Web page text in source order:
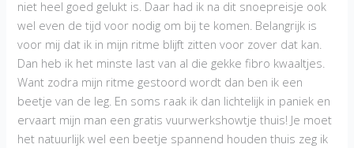
niet heel goed gelukt is. Daar had ik na dit snoepreisje ook
wel even de tijd voor nodig om bij te komen. Belangrijk is
voor mij dat ik in mijn ritme blijft zitten voor zover dat kan.
Dan heb ik het minste last van al die gekke fibro kwaaltjes.
Want zodra mijn ritme gestoord wordt dan ben ik een
beetje van de leg. En soms raak ik dan lichtelijk in paniek en
ervaart mijn man een gratis vuurwerkshowtje thuis! Je moet
het natuurlijk wel een beetje spannend houden thuis zeg ik